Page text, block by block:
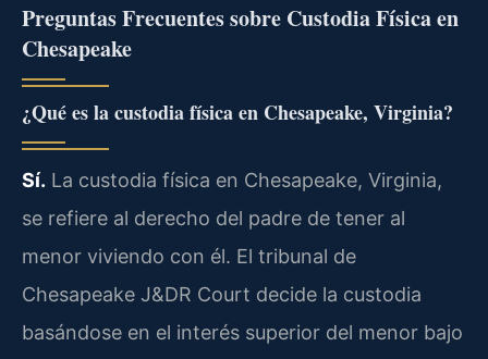
Preguntas Frecuentes sobre Custodia Física en
Chesapeake
¿Qué es la custodia física en Chesapeake, Virginia?
Sí. La custodia física en Chesapeake, Virginia,
se refiere al derecho del padre de tener al
menor viviendo con él. El tribunal de
Chesapeake J&DR Court decide la custodia
basándose en el interés superior del menor bajo